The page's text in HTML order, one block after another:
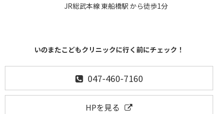
JR総武本線 東船橋駅 から徒歩1分
いのまたこどもクリニックに行く前にチェック！
047-460-7160
HPを見る